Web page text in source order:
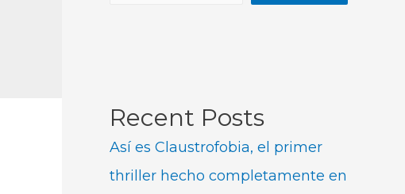
Recent Posts
Así es Claustrofobia, el primer
thriller hecho completamente en